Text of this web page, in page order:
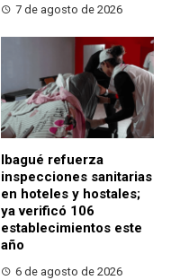
7 de agosto de 2026
Ibagué refuerza
inspecciones sanitarias
en hoteles y hostales;
ya verificó 106
establecimientos este
año
6 de agosto de 2026